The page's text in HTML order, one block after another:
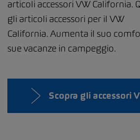
articoli accessori VW California.
gli articoli accessori per il VW
California. Aumenta il suo
sue vacanze in campeggio.
Scopra gli accessori